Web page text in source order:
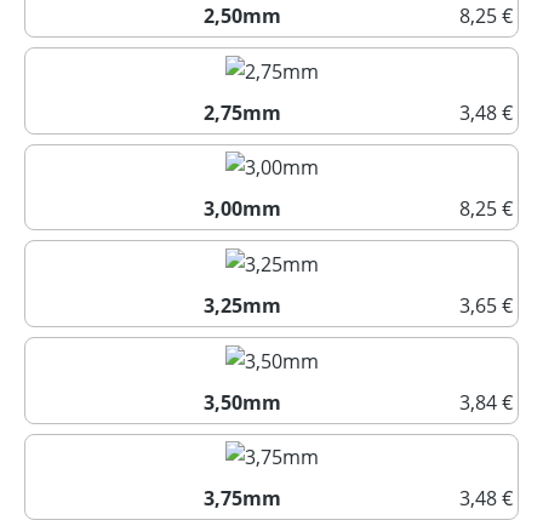
2,50mm
8,25 €
2,50mm
2,75mm
3,48 €
2,75mm
3,00mm
8,25 €
3,00mm
3,25mm
3,65 €
3,25mm
3,50mm
3,84 €
3,50mm
3,75mm
3,48 €